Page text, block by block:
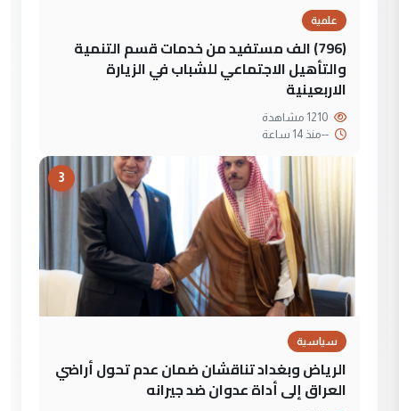
علمية
(796) الف مستفيد من خدمات قسم التنمية
والتأهيل الاجتماعي للشباب في الزيارة
الاربعينية
--منذ 14 ساعة
3
سياسية
الرياض وبغداد تناقشان ضمان عدم تحول أراضي
العراق إلى أداة عدوان ضد جيرانه